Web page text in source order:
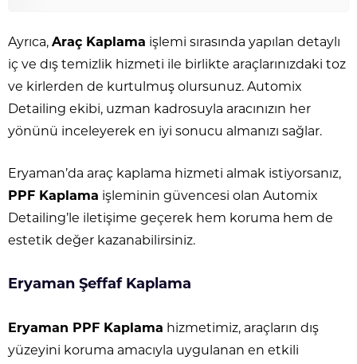
Ayrıca, Araç Kaplama işlemi sırasında yapılan detaylı
iç ve dış temizlik hizmeti ile birlikte araçlarınızdaki toz
ve kirlerden de kurtulmuş olursunuz. Automix
Detailing ekibi, uzman kadrosuyla aracınızın her
yönünü inceleyerek en iyi sonucu almanızı sağlar.
Eryaman’da araç kaplama hizmeti almak istiyorsanız,
PPF Kaplama işleminin güvencesi olan Automix
Detailing’le iletişime geçerek hem koruma hem de
estetik değer kazanabilirsiniz.
Eryaman Şeffaf Kaplama
Eryaman PPF Kaplama hizmetimiz, araçların dış
yüzeyini koruma amacıyla uygulanan en etkili